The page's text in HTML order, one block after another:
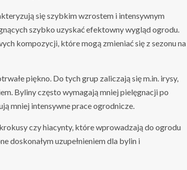
się szybkim wzrostem i intensywnym
szybko uzyskać efektowny wygląd ogrodu.
kompozycji, które mogą zmieniać się z sezonu na
piękno. Do tych grup zaliczają się m.in. irysy,
Byliny często wymagają mniej pielęgnacji po
mniej intensywne prace ogrodnicze.
czy hiacynty, które wprowadzają do ogrodu
doskonałym uzupełnieniem dla bylin i